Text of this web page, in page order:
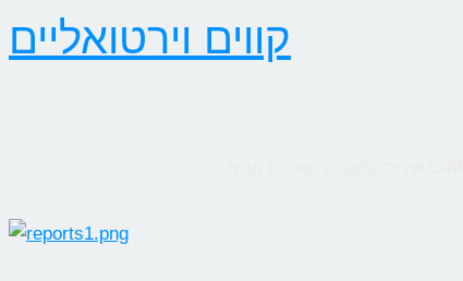
קווים וירטואליים